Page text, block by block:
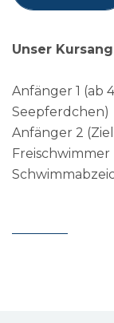
Jetzt Buchen
Unser
Anfänger 1 (ab
Seepferdchen)
Anfänger 2